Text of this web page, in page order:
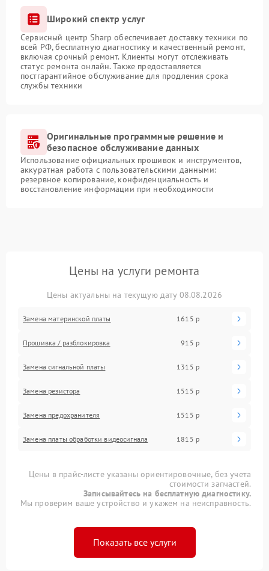
Широкий спектр услуг
Сервисный центр Sharp обеспечивает доставку техники по
всей РФ, бесплатную диагностику и качественный ремонт,
включая срочный ремонт. Клиенты могут отслеживать
статус ремонта онлайн. Также предоставляется
постгарантийное обслуживание для продления срока
службы техники
Оригинальные программные решение и
безопасное обслуживание данных
Использование официальных прошивок и инструментов,
аккуратная работа с пользовательскими данными:
резервное копирование, конфиденциальность и
восстановление информации при необходимости
Цены на услуги ремонта
Цены актуальны на текущую дату 08.08.2026
Замена материнской платы 1615 р
Прошивка / разблокировка 915 р
Замена сигнальной платы 1315 р
Замена резистора 1515 р
Замена предохранителя 1515 р
Замена платы обработки видеосигнала 1815 р
Цены в прайс-листе указаны ориентировочные, без учета
стоимости запчастей.
Записывайтесь на бесплатную диагностику.
Мы проверим ваше устройство и укажем на неисправность.
Показать все услуги